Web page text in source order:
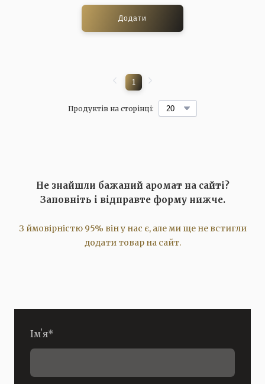
Додати
Продуктів на сторінці:
1
Не знайшли бажаний аромат на сайті?
Заповніть і відправте форму нижче.
З ймовірністю 95% він у нас є, але ми ще не встигли
додати товар на сайт.
Імʼя*